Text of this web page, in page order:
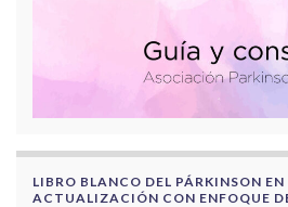
LIBRO BLANCO DEL PÁRKINSON
ACTUALIZACIÓN CON ENFOQUE